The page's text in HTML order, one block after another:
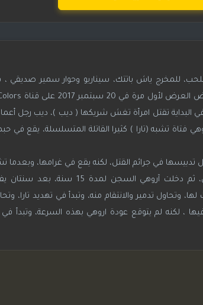
للمخرج ياش باتتك، سيناريو وحوار سمير صديقي
البداية تقتل امرأة تغش شريكها ( ديب )، ديب رجل
تشبه (تارا ) كثيرا القاتلة المتسلسلة، يقع في
في جرائم القتل، لكنه يقع في غرامها، وبعدما
وتسمعهما وهم يعترفون بحبهما لبعضهم، تقرر التخلص من اروهي، ثم
تدمير والانتقام منه، وتبدأ في تهديد تارا،
لم يتوقع عودة اروهي بهذه السرعة، وتبدأ في